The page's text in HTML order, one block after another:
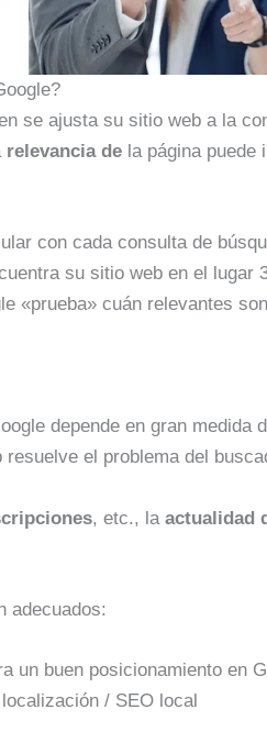
se ajusta su sitio web a la
relevancia de la página puede
con cada consulta de
su sitio web en el lugar
«prueba» cuán relevantes
depende en gran medida
el problema del
, etc., la actualidad
adecuados:
un buen posicionamiento en
/ SEO local